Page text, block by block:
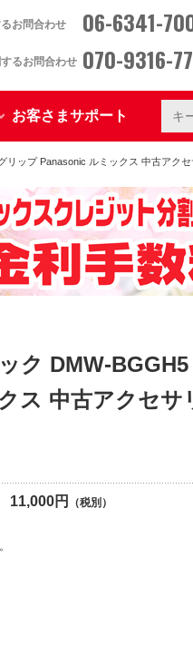
お問合わせ 06-6341-
るお問合わせ 070-9316-
お客さまサポート
ップ Panasonic ルミックス 中古アク
ク DMW-
ス 中古アクセサ
11,000円 （税別）